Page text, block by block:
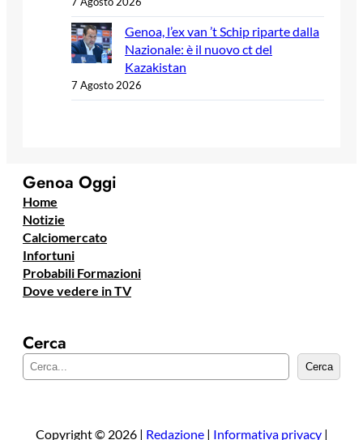
Genoa, l’ex van ’t Schip riparte dalla
Nazionale: è il nuovo ct del
Kazakistan
7 Agosto 2026
Genoa Oggi
Home
Notizie
Calciomercato
Infortuni
Probabili Formazioni
Dove vedere in TV
Cerca
e
a
Cerca
Copyright © 2026 | Redazione | Informativa privacy|